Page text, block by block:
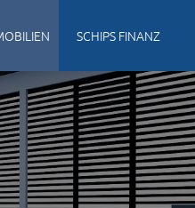
SCHIPS FINANZ